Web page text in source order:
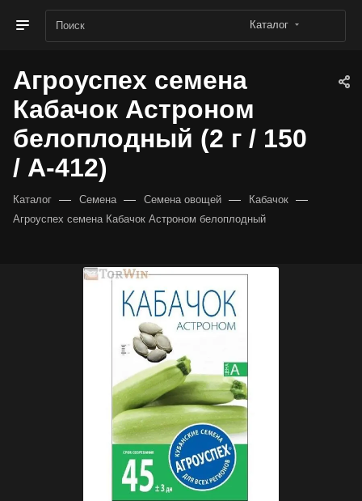
Каталог
Агроуспех семена
Кабачок Астроном
белоплодный (2 г / 150
/ А-412)
Каталог — Семена — Семена овощей — Кабачок —
Агроуспех семена Кабачок Астроном белоплодный